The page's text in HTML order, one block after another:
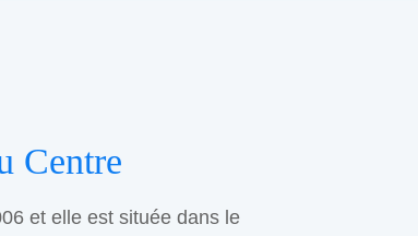
Centre
et elle est située dans le